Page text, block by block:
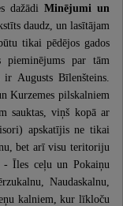
dažādi Minējumi un
daudz, un lasītājam
tikai pēdējos gados
pieminējums par tām
Augusts Bīlenšteins.
Kurzemes pilskalniem
sauktas, viņš kopā ar
apskatījis ne tikai
bet arī visu teritoriju
- Īles ceļu un Pokaiņu
Naudaskalnu,
kalniem, kur līkloču